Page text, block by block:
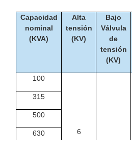
Capacidad
nominal
(KVA)
Alta
tensión
(KV)
Bajo
Válvula
de
tensión
(KV)
100
6
315
500
630